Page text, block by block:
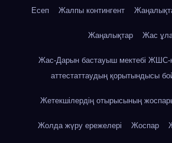
Есеп Жалпы контингент
Жаңалықтар Жас
Жас-Дарын бастауыш мектебі ЖШС-
аттестаттаудың қорытындысы
Жетекшілердің отырысының
Жолда жүру ережелері Жоспар